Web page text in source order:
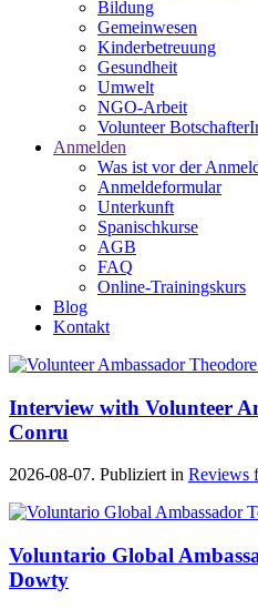
Bildung
Gemeinwesen
Kinderbetreuung
Gesundheit
Umwelt
NGO-Arbeit
Volunteer
Anmelden
Was ist vor der
Anmeldeformular
Unterkunft
Spanischkurse
AGB
FAQ
Online-Trainingskurs
Blog
Kontakt
Interview with Volunteer
Conru
2026-08-07. Publiziert in Reviews
Voluntario Global
Dowty